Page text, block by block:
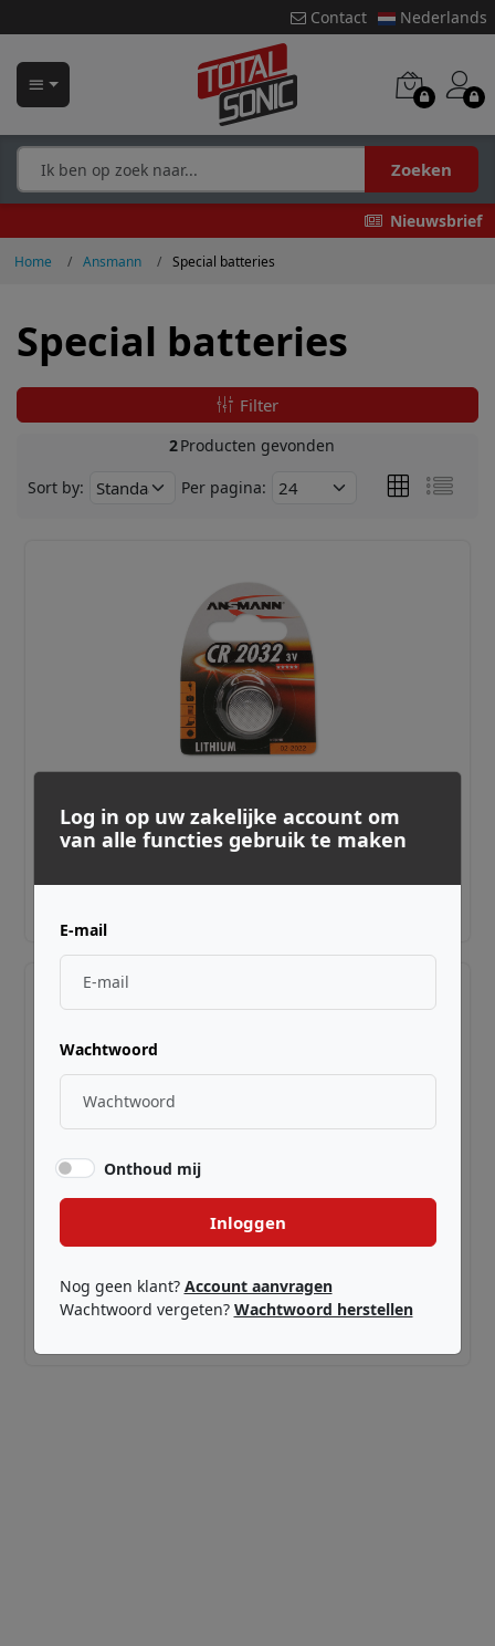
Contact Nederlands
Zoeken
Nieuwsbrief
Home Ansmann Special batteries
Special batteries
Filter
2Producten gevonden
Sort by: Per pagina:
ANSMANN · ASCR2032
Lithium CR2032 3V Button Cell 20mm
€ 4,99
Log in op uw zakelijke account om
van alle functies gebruik te maken
E-mail
Wachtwoord
Onthoud mij
Inloggen
Nog geen klant? Account aanvragen
Wachtwoord vergeten? Wachtwoord herstellen